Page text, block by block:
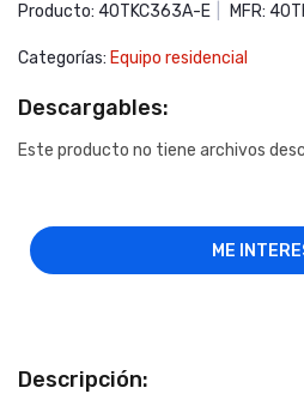
Producto: 40TKC363A-E MFR:
Categorías: Equipo residencial
Descargables:
Este producto no tiene archivos
ME
Descripción: